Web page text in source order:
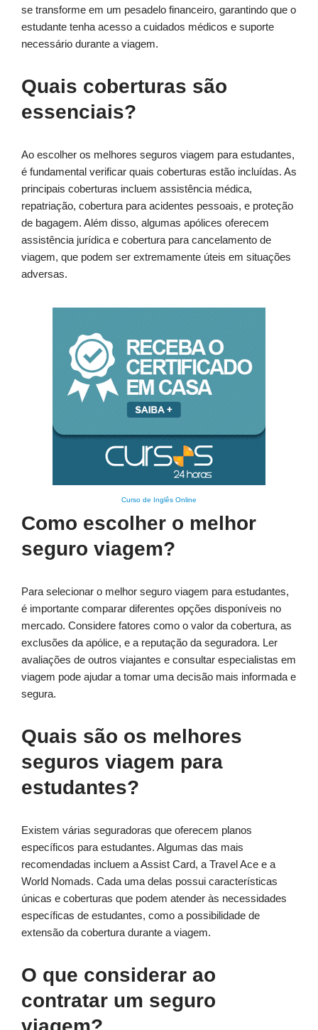
se transforme em um pesadelo financeiro, garantindo que o
estudante tenha acesso a cuidados médicos e suporte
necessário durante a viagem.
Quais coberturas são
essenciais?
Ao escolher os melhores seguros viagem para estudantes,
é fundamental verificar quais coberturas estão incluídas. As
principais coberturas incluem assistência médica,
repatriação, cobertura para acidentes pessoais, e proteção
de bagagem. Além disso, algumas apólices oferecem
assistência jurídica e cobertura para cancelamento de
viagem, que podem ser extremamente úteis em situações
adversas.
Curso de Inglês Online
Como escolher o melhor
seguro viagem?
Para selecionar o melhor seguro viagem para estudantes,
é importante comparar diferentes opções disponíveis no
mercado. Considere fatores como o valor da cobertura, as
exclusões da apólice, e a reputação da seguradora. Ler
avaliações de outros viajantes e consultar especialistas em
viagem pode ajudar a tomar uma decisão mais informada e
segura.
Quais são os melhores
seguros viagem para
estudantes?
Existem várias seguradoras que oferecem planos
específicos para estudantes. Algumas das mais
recomendadas incluem a Assist Card, a Travel Ace e a
World Nomads. Cada uma delas possui características
únicas e coberturas que podem atender às necessidades
específicas de estudantes, como a possibilidade de
extensão da cobertura durante a viagem.
O que considerar ao
contratar um seguro